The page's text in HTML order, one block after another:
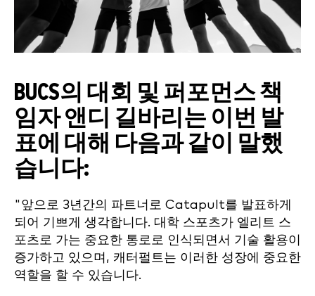
BUCS의 대회 및 퍼포먼스 책
임자 앤디 길바리는 이번 발
표에 대해 다음과 같이 말했
습니다:
"앞으로 3년간의 파트너로 Catapult를 발표하게
되어 기쁘게 생각합니다. 대학 스포츠가 엘리트 스
포츠로 가는 중요한 통로로 인식되면서 기술 활용이
증가하고 있으며, 캐터펄트는 이러한 성장에 중요한
역할을 할 수 있습니다.